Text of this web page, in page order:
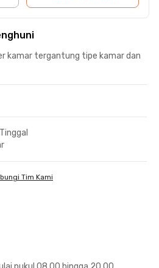
kamar tergantung tipe kamar dan
Tim Kami